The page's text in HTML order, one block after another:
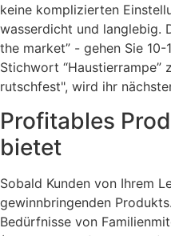
keine komplizierten
wasserdicht und langlebig.
the market” - gehen Sie
Stichwort “Haustierrampe”
rutschfest", wird ihr
Profitables
bietet
Sobald Kunden von Ihrem
gewinnbringenden
Bedürfnisse von